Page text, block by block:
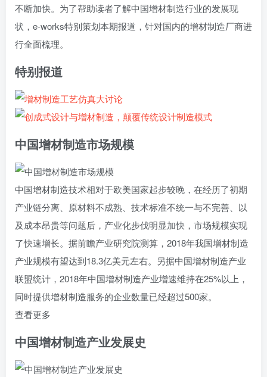
不断加快。为了帮助读者了解中国增材制造行业的发展现
状，e-works特别策划本期报道，针对国内的增材制造厂商进
行全面梳理。
特别报道
中国增材制造市场规模
中国增材制造技术相对于欧美国家起步较晚，在经历了初期
产业链分离、原材料不成熟、技术标准不统一与不完善、以
及成本昂贵等问题后，产业化步伐明显加快，市场规模实现
了快速增长。据前瞻产业研究院测算，2018年我国增材制造
产业规模有望达到18.3亿美元左右。另据中国增材制造产业
联盟统计，2018年中国增材制造产业增速维持在25%以上，
同时提供增材制造服务的企业数量已经超过500家。
查看更多
中国增材制造产业发展史